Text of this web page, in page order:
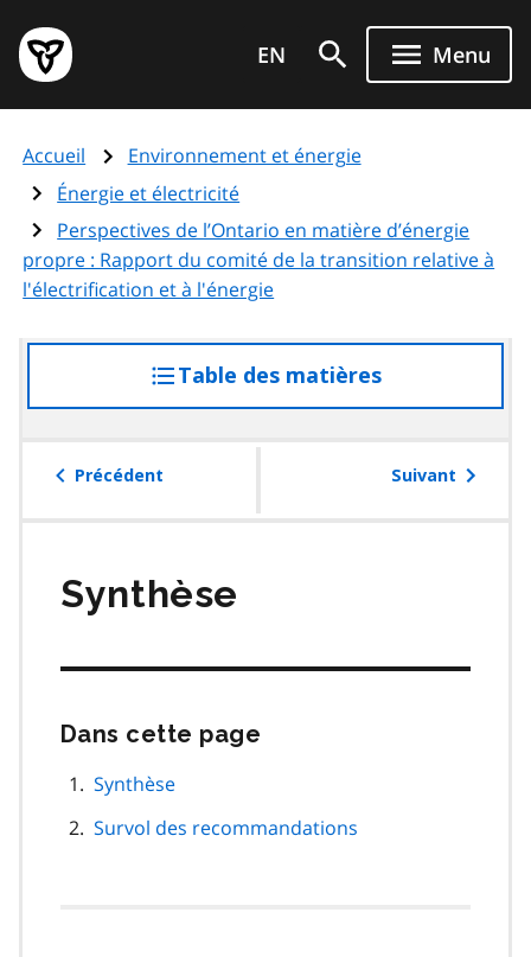
au
contenu
principal
Page
d'accueil
de
l'Ontario
EN Menu
Accueil
Environnement et énergie
Énergie et électricité
Perspectives de l’Ontario en matière d’énergie
propre : Rapport du comité de la transition relative à
l'électrification et à l'énergie
Table des matières
à
table
Précédent Suivant
Synthèse
Dans cette page
page
Synthèse
Survol des recommandations